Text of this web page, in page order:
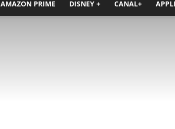
Ayther
AMAZON PRIME DISNEY + CANAL+